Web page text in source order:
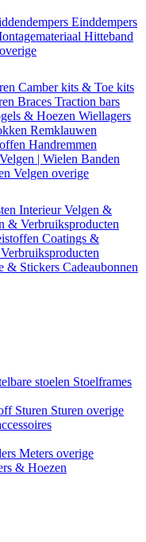
Einddempers
Hitteband
Camber kits & Toe kits
Braces Traction bars
& Hoezen Wiellagers
Remklauwen
Handremmen
Velgen | Wielen Banden
Velgen overige
InterieurVelgen &
& Verbruiksproducten
Coatings &
& Stickers Cadeaubonnen
stoelen Stoelframes
Sturen Sturen overige
Meters overige
& Hoezen